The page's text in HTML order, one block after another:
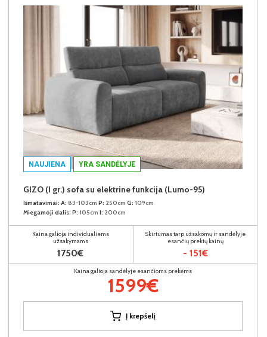
NAUJIENA YRA SANDĖLYJE
GIZO (I gr.) sofa su elektrine funkcija (Lumo-95)
Išmatavimai: A: 83-103cm P: 250cm G: 109cm
Miegamoji dalis: P: 105cm I: 200cm
Kaina galioja individualiems
užsakymams
1750€
Skirtumas tarp užsakomų ir sandėlyje
esančių prekių kainų
- 151€
Kaina galioja sandėlyje esančioms prekėms
1599€
Į krepšelį